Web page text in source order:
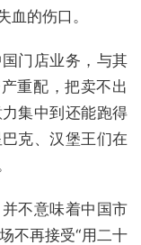
血的伤口。
门店业务，与其
重配，把卖不出
集中到还能跑得
克、汉堡王们在
不意味着中国市
不再接受“用二十